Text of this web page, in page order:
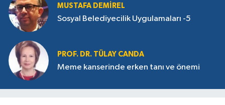
MUSTAFA DEMIREL
Sosyal Belediyecilik Uygulamaları -5
PROF. DR. TÜLAY CANDA
Meme kanserinde erken tanı ve önemi